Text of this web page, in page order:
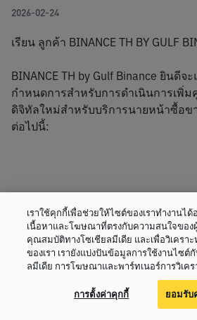
2026-02-24
เรียน ลูกค้า BINANCE TH BY GULF
BINANCE TH by Gulf Binance ยินดีจ
กำหนดการสำหรับการดำเนินการเพิ่
ดิจิทัลใหม่สำหรับบริการนายหน้าซื้อข
ต่อไปนี้:
ESP/USDC
ESP/USDT
การฝากและถอนเหรียญ: มีผลตั้งแต่วั
เวลา 11:00 ​น. (เวลาประเทศไทย)
เราใช้คุกกี้เพื่อช่วยให้ไซต์ของเราทำงานได้
เนื้อหาและโฆษณาที่ตรงกับความสนใจของ
คุณสมบัติทางโซเชียลมีเดีย และเพื่อวิเครา
ของเรา เรายังแบ่งปันข้อมูลการใช้งานไซต์
ลมีเดีย การโฆษณาและพาร์ทเนอร์การวิเคร
การตั้งค่าคุกกี้ ยอมรั